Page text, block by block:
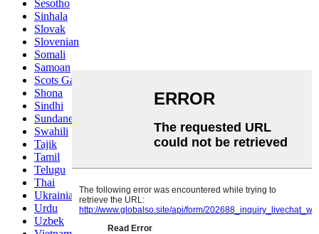
Sesotho
Sinhala
Slovak
Slovenian
Somali
Samoan
Scots Gaelic
Shona
Sindhi
Sundanese
Swahili
Tajik
Tamil
Telugu
Thai
Ukrainian
Urdu
Uzbek